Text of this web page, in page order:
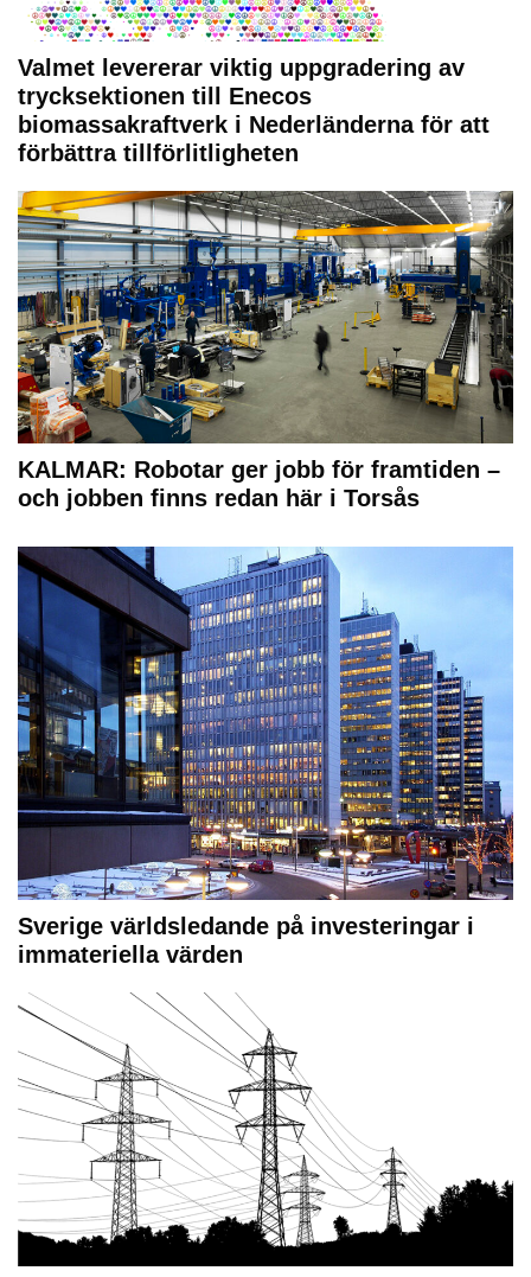
Valmet levererar viktig uppgradering av
trycksektionen till Enecos
biomassakraftverk i Nederländerna för att
förbättra tillförlitligheten
KALMAR: Robotar ger jobb för framtiden –
och jobben finns redan här i Torsås
Sverige världsledande på investeringar i
immateriella värden